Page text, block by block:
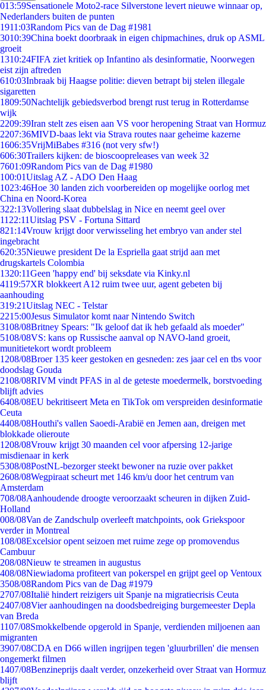
013:59Sensationele Moto2-race Silverstone levert nieuwe winnaar op,
Nederlanders buiten de punten
1911:03Random Pics van de Dag #1981
3010:39China boekt doorbraak in eigen chipmachines, druk op ASML
groeit
1310:24FIFA ziet kritiek op Infantino als desinformatie, Noorwegen
eist zijn aftreden
610:03Inbraak bij Haagse politie: dieven betrapt bij stelen illegale
sigaretten
1809:50Nachtelijk gebiedsverbod brengt rust terug in Rotterdamse
wijk
2209:39Iran stelt zes eisen aan VS voor heropening Straat van Hormuz
2207:36MIVD-baas lekt via Strava routes naar geheime kazerne
1606:35VrijMiBabes #316 (not very sfw!)
606:30Trailers kijken: de bioscoopreleases van week 32
7601:09Random Pics van de Dag #1980
100:01Uitslag AZ - ADO Den Haag
1023:46Hoe 30 landen zich voorbereiden op mogelijke oorlog met
China en Noord-Korea
322:13Vollering slaat dubbelslag in Nice en neemt geel over
11 22:11Uitslag PSV - Fortuna Sittard
821:14Vrouw krijgt door verwisseling het embryo van ander stel
ingebracht
620:35Nieuwe president De la Espriella gaat strijd aan met
drugskartels Colombia
1320:11Geen 'happy end' bij seksdate via Kinky.nl
4119:57XR blokkeert A12 ruim twee uur, agent gebeten bij
aanhouding
319:21Uitslag NEC - Telstar
2215:00Jesus Simulator komt naar Nintendo Switch
3108/08Britney Spears: "Ik geloof dat ik heb gefaald als moeder"
5108/08VS: kans op Russische aanval op NAVO-land groeit,
munitietekort wordt probleem
1208/08Broer 135 keer gestoken en gesneden: zes jaar cel en tbs voor
doodslag Gouda
2108/08RIVM vindt PFAS in al de geteste moedermelk, borstvoeding
blijft advies
6408/08EU bekritiseert Meta en TikTok om verspreiden desinformatie
Ceuta
4408/08Houthi's vallen Saoedi-Arabië en Jemen aan, dreigen met
blokkade olieroute
1208/08Vrouw krijgt 30 maanden cel voor afpersing 12-jarige
misdienaar in kerk
5308/08PostNL-bezorger steekt bewoner na ruzie over pakket
2608/08Wegpiraat scheurt met 146 km/u door het centrum van
Amsterdam
708/08Aanhoudende droogte veroorzaakt scheuren in dijken Zuid-
Holland
008/08Van de Zandschulp overleeft matchpoints, ook Griekspoor
verder in Montreal
108/08Excelsior opent seizoen met ruime zege op promovendus
Cambuur
208/08Nieuw te streamen in augustus
408/08Niewiadoma profiteert van pokerspel en grijpt geel op Ventoux
3508/08Random Pics van de Dag #1979
2707/08Italië hindert reizigers uit Spanje na migratiecrisis Ceuta
2407/08Vier aanhoudingen na doodsbedreiging burgemeester Depla
van Breda
1107/08Smokkelbende opgerold in Spanje, verdienden miljoenen aan
migranten
3907/08CDA en D66 willen ingrijpen tegen 'gluurbrillen' die mensen
ongemerkt filmen
1407/08Benzineprijs daalt verder, onzekerheid over Straat van Hormuz
blijft